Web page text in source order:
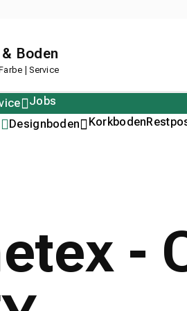
Boden
| Service
Designboden Korkboden
Jobs
-